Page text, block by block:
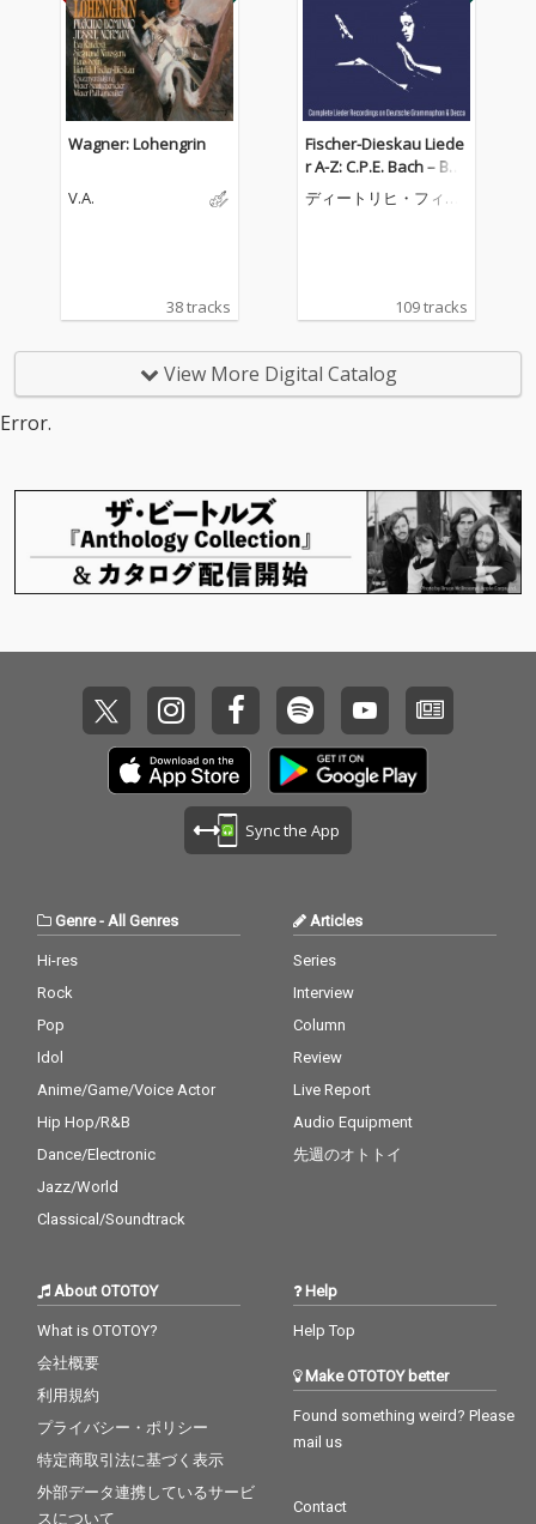
Wagner: Lohengrin
V.A.
38 tracks
Fischer-Dieskau Liede
r A-Z: C.P.E. Bach – Ber
g (Complete Lieder Re
cordings on DG & Dec
ディートリヒ・フィッ
109 tracks
View More Digital Catalog
Error.
Sync the App
Genre- All Genres
Hi-res
Rock
Pop
Idol
Anime/Game/Voice Actor
Hip Hop/R&B
Dance/Electronic
Jazz/World
Classical/Soundtrack
Articles
Series
Interview
Column
Review
Live Report
Audio Equipment
先週のオトトイ
About OTOTOY
What is OTOTOY?
会社概要
利用規約
プライバシー・ポリシー
特定商取引法に基づく表示
外部データ連携しているサービ
スについて
Help
Help Top
Make OTOTOY better
Found something weird? Please
mail us
Contact